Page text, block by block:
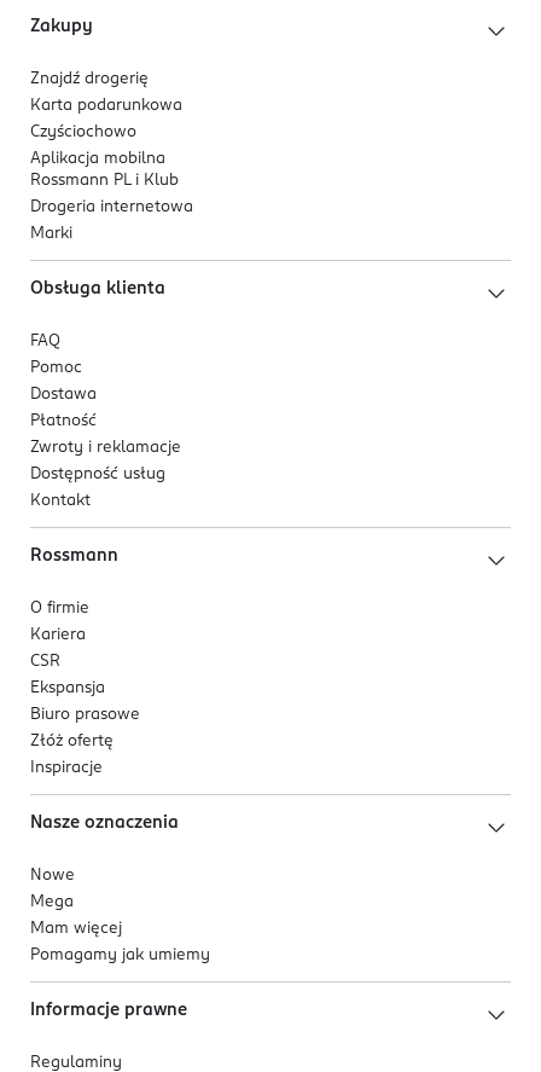
Zakupy
Znajdź drogerię
Karta podarunkowa
Czyściochowo
Aplikacja mobilna
Rossmann PL i Klub
Drogeria internetowa
Marki
Obsługa klienta
FAQ
Pomoc
Dostawa
Płatność
Zwroty i reklamacje
Dostępność usług
Kontakt
Rossmann
O firmie
Kariera
CSR
Ekspansja
Biuro prasowe
Złóż ofertę
Inspiracje
Nasze oznaczenia
Nowe
Mega
Mam więcej
Pomagamy jak umiemy
Informacje prawne
Regulaminy